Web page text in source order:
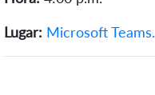
Lugar: Microsoft Teams.